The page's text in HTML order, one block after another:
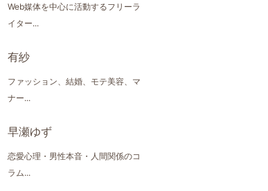
Web媒体を中心に活動するフリーラ
イター...
有紗
ファッション、結婚、モテ美容、マ
ナー...
早瀬ゆず
恋愛心理・男性本音・人間関係のコ
ラム...